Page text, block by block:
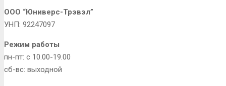
ООО “Юниверс-Трэвэл”
УНП: 92247097
Режим работы
пн-пт: с 10.00-19.00
сб-вс: выходной